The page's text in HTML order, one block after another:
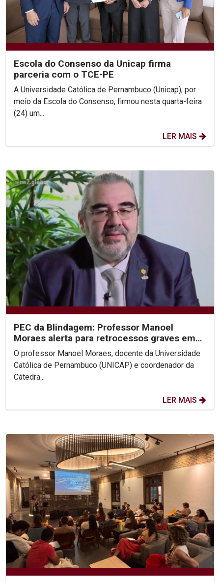
Escola do Consenso da Unicap firma
parceria com o TCE-PE
A Universidade Católica de Pernambuco (Unicap), por
meio da Escola do Consenso, firmou nesta quarta-feira
(24) um...
LER MAIS
PEC da Blindagem: Professor Manoel
Moraes alerta para retrocessos graves em
entrevistas à Rede Globo
O professor Manoel Moraes, docente da Universidade
Católica de Pernambuco (UNICAP) e coordenador da
Cátedra...
LER MAIS